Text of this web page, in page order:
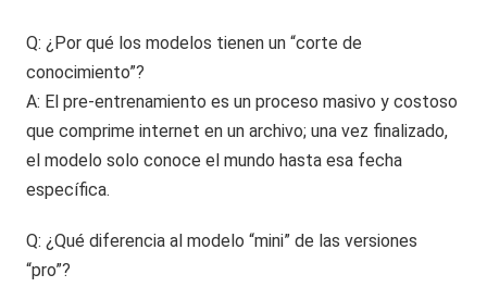
Q: ¿Por qué los modelos tienen un “corte de
conocimiento”?
A: El pre-entrenamiento es un proceso masivo y costoso
que comprime internet en un archivo; una vez finalizado,
el modelo solo conoce el mundo hasta esa fecha
específica.
Q: ¿Qué diferencia al modelo “mini” de las versiones
“pro”?